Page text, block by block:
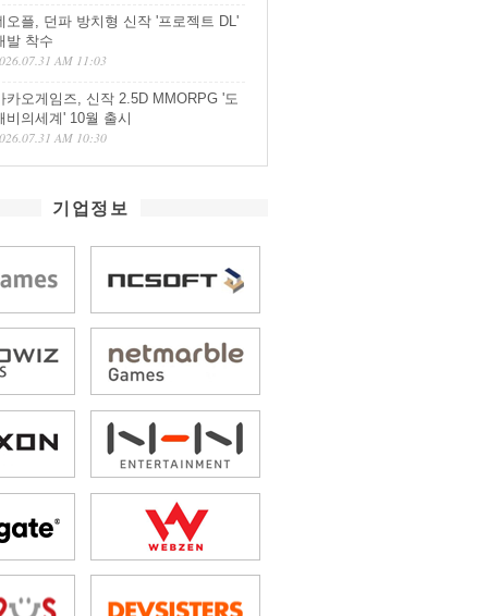
오플, 던파 방치형 신작 '프로젝트 DL'
발 착수
AM 11:03
카오게임즈, 신작 2.5D MMORPG '도
비의세계' 10월 출시
AM 10:30
기업정보